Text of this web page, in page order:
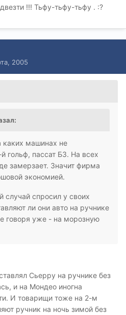
!!! Тьфу-тьфу-тьфу . :?
2005
каких машинах не
гольф, пассат Б3. На всех
замерзает. Значит фирма
экономией.
спросил у своих
ли они авто на ручнике
говоря уже - на морозную
Сьерру на ручнике без
и на Мондео иногна
И товарищи тоже на 2-м
ручник на ночь зимой без